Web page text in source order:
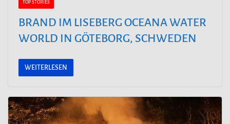
TOP STORIES
BRAND IM LISEBERG OCEANA WATER
WORLD IN GÖTEBORG, SCHWEDEN
WEITERLESEN